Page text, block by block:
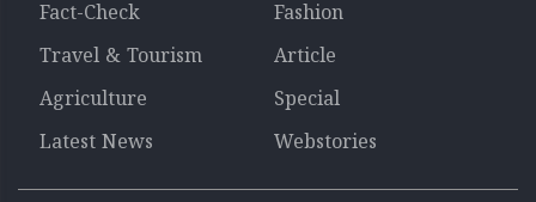
Fact-Check
Fashion
Travel & Tourism
Article
Agriculture
Special
Latest News
Webstories